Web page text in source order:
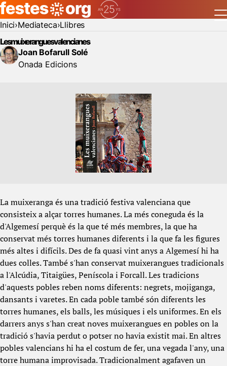
Inici Mediateca Llibres
Les muixerangues valencianes
Joan Bofarull Solé
Onada Edicions
La muixeranga és una tradició festiva valenciana que
consisteix a alçar torres humanes. La més coneguda és la
d'Algemesí perquè és la que té més membres, la que ha
conservat més torres humanes diferents i la que fa les figures
més altes i difícils. Des de fa quasi vint anys a Algemesí hi ha
dues colles. També s'han conservat muixerangues tradicionals
a l'Alcúdia, Titaigües, Peníscola i Forcall. Les tradicions
d'aquests pobles reben noms diferents: negrets, mojiganga,
dansants i varetes. En cada poble també són diferents les
torres humanes, els balls, les músiques i els uniformes. En els
darrers anys s'han creat noves muixerangues en pobles on la
tradició s'havia perdut o potser no havia existit mai. En altres
pobles valencians hi ha el costum de fer, una vegada l'any, una
torre humana improvisada. Tradicionalment agafaven un